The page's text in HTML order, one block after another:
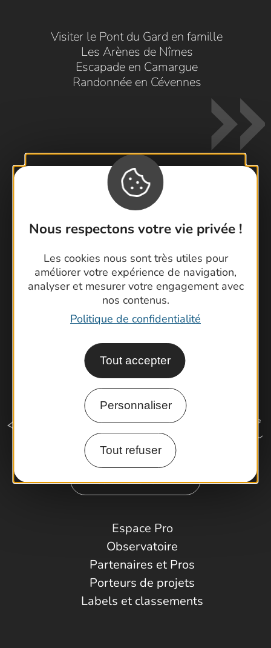
Nous respectons votre vie privée !
Les cookies nous sont très utiles pour
améliorer votre expérience de navigation,
analyser et mesurer votre engagement avec
nos contenus.
Politique de confidentialité
Tout accepter
Personnaliser
Tout refuser
Visiter le Pont du Gard en famille
Les Arènes de Nîmes
Escapade en Camargue
Randonnée en Cévennes
Contactez-nous !
Foire aux questions
Cartoguides et Topoguides
Latitude Gard
Comment venir ?
Espace Pro
Observatoire
Partenaires et Pros
Porteurs de projets
Labels et classements